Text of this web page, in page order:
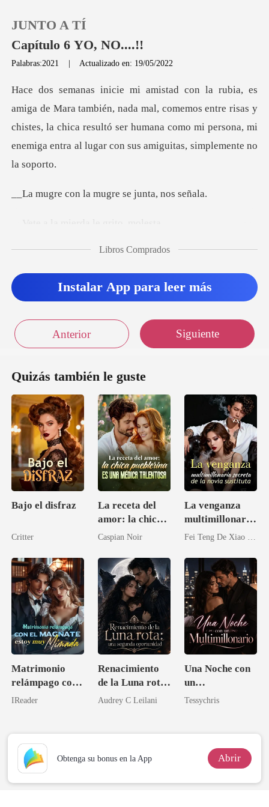
0
Recargar
Salir
JUNTO A TÍ
Capítulo 6 YO, NO....!!
Palabras:2021 | Actualizado en: 19/05/2022
da mal, comemos entre risas y
chistes, la chica resultó ser humana como mi pe
la mugre se jun
mierda le gr
s que te e Libros Comprados
Instalar App para leer más
Anterior Siguiente
Quizás también le guste
Bajo el disfraz
Critter
La receta del
amor: la chica
pueblerina es
talentosa
Caspian Noir
La venganza
multimillonaria
secreta de la
Matrimonio
relámpago con
el magnate,
IReader
Renacimiento
de la Luna rota:
una segunda
Audrey C Leilani
Una Noche con
un
Multimillonario
Tessychris
Obtenga su bonus en la App Abrir